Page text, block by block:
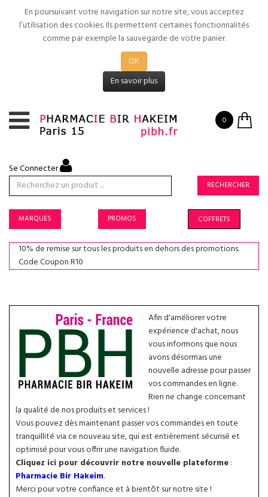
En poursuivant votre navigation sur notre site, vous acceptez
l’utilisation des cookies. Ils permettent certaines fonctionnalités
comme par exemple la sauvegarde de votre panier.
OK
En savoir plus
0
Se Connecter
RECHERCHER
MARQUES PROMOS COFFRETS
10% de remise sur tous les produits en dehors des promotions.
Code Coupon R10
Afin d'améliorer votre
expérience d'achat, nous
vous informons que nous
avons désormais une
nouvelle adresse pour passer
vos commandes en ligne.
Rien ne change concernant
la qualité de nos produits et services !
Vous pouvez dès maintenant passer vos commandes en toute
tranquillité via ce nouveau site, qui est entièrement sécurisé et
optimisé pour vous offrir une navigation fluide.
Cliquez ici pour découvrir notre nouvelle plateforme:
Pharmacie Bir Hakeim.
Merci pour votre confiance et à bientôt sur notre site !